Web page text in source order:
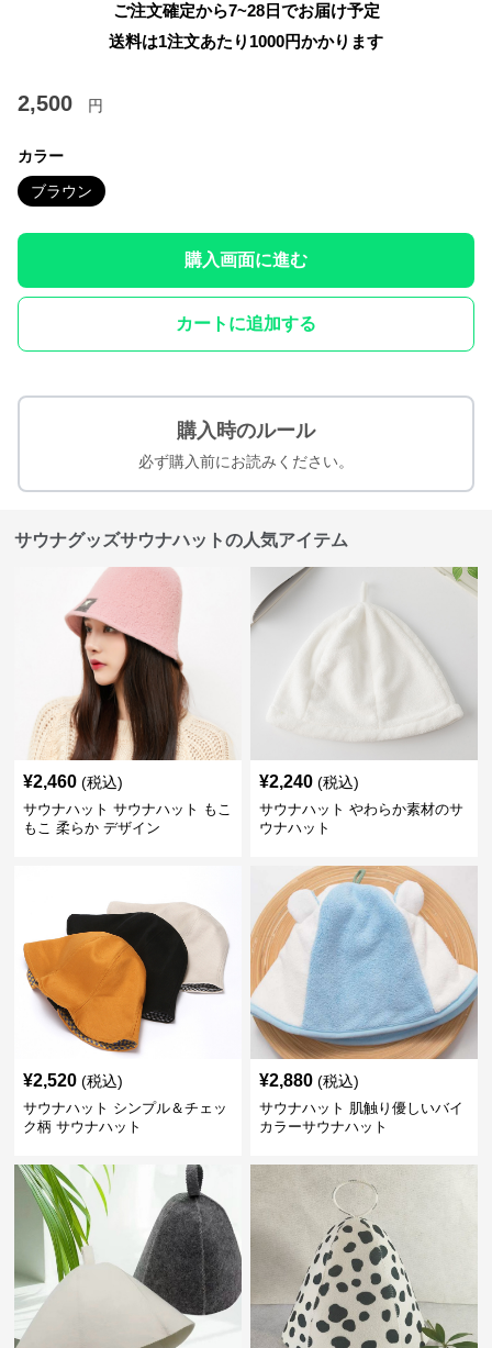
ご注文確定から7~28日でお届け予定
送料は1注文あたり 1000円かかります
2,500 円
カラー
ブラウン
購入画面に進む
カートに追加する
購入時のルール
必ず購入前にお読みください。
サウナグッズサウナハットの人気アイテム
¥2,460 (税込)
サウナハット サウナハット もこ
もこ 柔らか デザイン
¥2,240 (税込)
サウナハット やわらか素材のサ
ウナハット
¥2,520 (税込)
サウナハット シンプル＆チェッ
ク柄 サウナハット
¥2,880 (税込)
サウナハット 肌触り優しいバイ
カラーサウナハット